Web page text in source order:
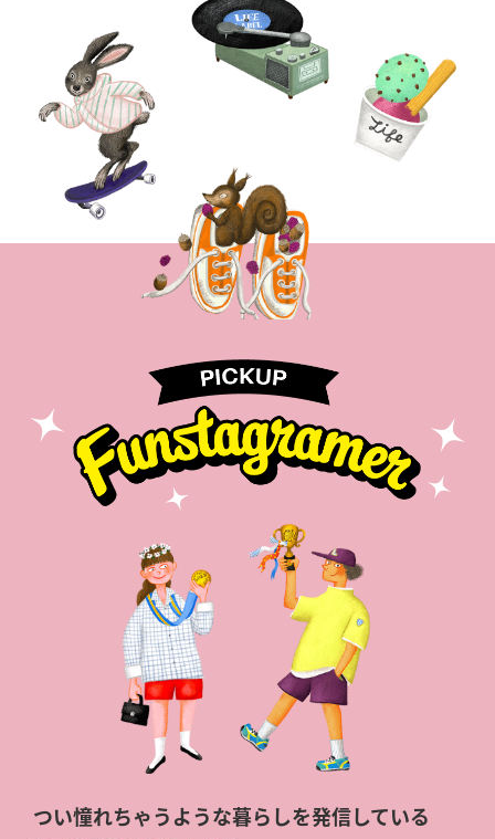
つい憧れちゃうような暮らしを発信している